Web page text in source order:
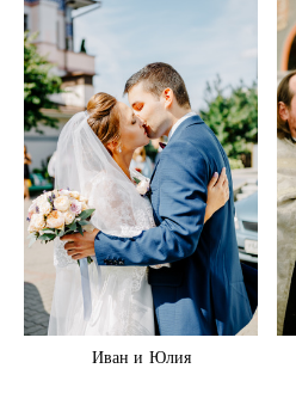
Иван и Юлия